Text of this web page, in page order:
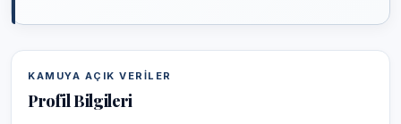
KAMUYA AÇIK VERILER
Profil Bilgileri